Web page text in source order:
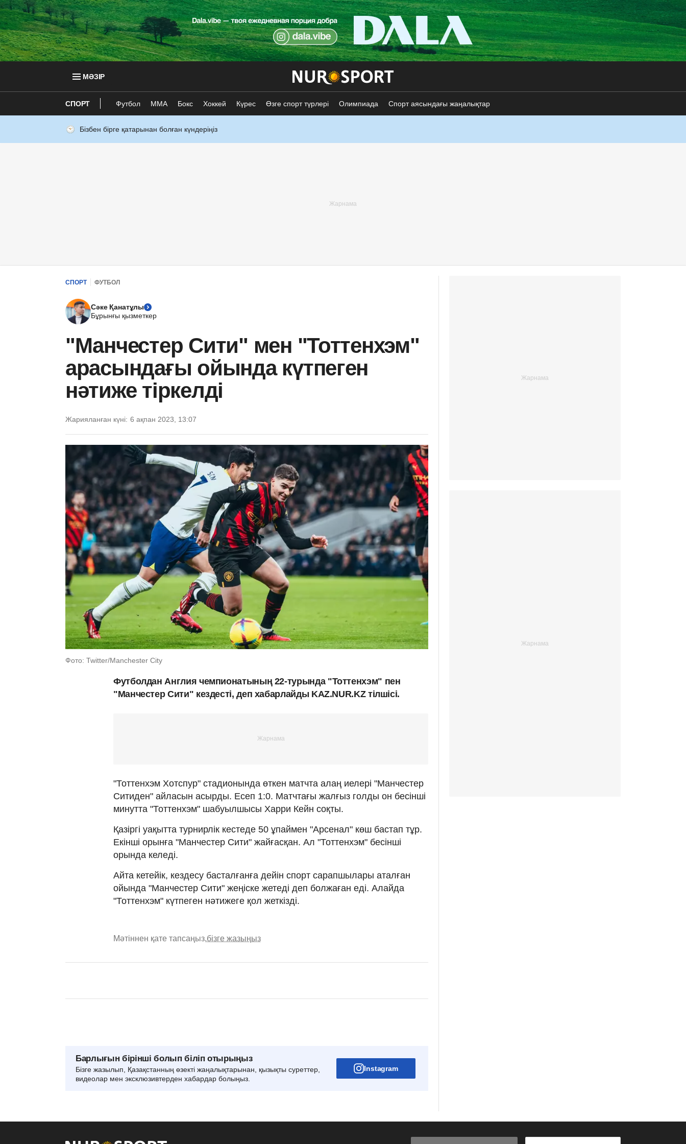
МӘЗІР
СПОРТ Футбол ММА Бокс Хоккей Күрес Өзге спорт түрлері Олимпиада Спорт аясындағы жаңалықтар
Бізбен бірге қатарынан болған күндеріңіз
СПОРТ ФУТБОЛ
Сәке Қанатұлы
Бұрынғы қызметкер
"Манчестер Сити" мен "Тоттенхэм"
арасындағы ойында күтпеген
нәтиже тіркелді
Жарияланған күні: 6 ақпан 2023, 13:07
Фото: Twitter/Manchester City
Футболдан Англия чемпионатының 22-турында "Тоттенхэм" пен
"Манчестер Сити" кездесті, деп хабарлайды KAZ.NUR.KZ тілшісі.
"Тоттенхэм Хотспур" стадионында өткен матчта алаң иелері "Манчестер
Ситиден" айласын асырды. Есеп 1:0. Матчтағы жалғыз голды он бесінші
минутта "Тоттенхэм" шабуылшысы Харри Кейн соқты.
Қазіргі уақытта турнирлік кестеде 50 ұпаймен "Арсенал" көш бастап тұр.
Екінші орынға "Манчестер Сити" жайғасқан. Ал "Тоттенхэм" бесінші
орында келеді.
Айта кетейік, кездесу басталғанға дейін спорт сарапшылары аталған
ойында "Манчестер Сити" жеңіске жетеді деп болжаған еді. Алайда
"Тоттенхэм" күтпеген нәтижеге қол жеткізді.
Мәтіннен қате тапсаңыз,бізге жазыңыз
Барлығын бірінші болып біліп отырыңыз
Бізге жазылып, Қазақстанның өзекті жаңалықтарынан, қызықты суреттер,
видеолар мен эксклюзивтерден хабардар болыңыз.
Instagram